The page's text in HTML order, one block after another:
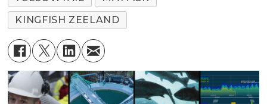
KINGFISH ZEELAND